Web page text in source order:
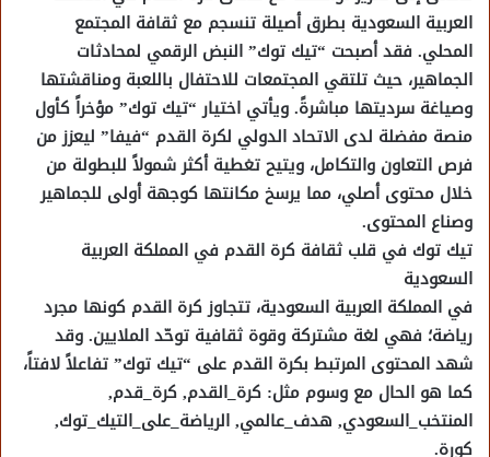
العربية السعودية بطرق أصيلة تنسجم مع ثقافة المجتمع
المحلي. فقد أصبحت “تيك توك” النبض الرقمي لمحادثات
الجماهير، حيث تلتقي المجتمعات للاحتفال باللعبة ومناقشتها
وصياغة سرديتها مباشرةً. ويأتي اختيار “تيك توك” مؤخراً كأول
منصة مفضلة لدى الاتحاد الدولي لكرة القدم “فيفا” ليعزز من
فرص التعاون والتكامل، ويتيح تغطية أكثر شمولاً للبطولة من
خلال محتوى أصلي، مما يرسخ مكانتها كوجهة أولى للجماهير
وصناع المحتوى.
تيك توك في قلب ثقافة كرة القدم في المملكة العربية
السعودية
في المملكة العربية السعودية، تتجاوز كرة القدم كونها مجرد
رياضة؛ فهي لغة مشتركة وقوة ثقافية توحّد الملايين. وقد
شهد المحتوى المرتبط بكرة القدم على “تيك توك” تفاعلاً لافتاً،
كما هو الحال مع وسوم مثل: كرة_القدم, كرة_قدم,
المنتخب_السعودي, هدف_عالمي, الرياضة_على_التيك_توك,
كورة.